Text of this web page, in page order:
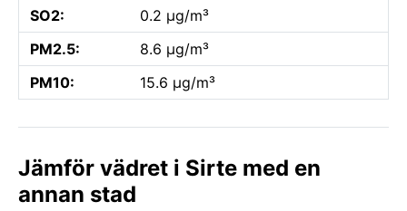
SO2:
0.2 µg/m³
PM2.5:
8.6 µg/m³
PM10:
15.6 µg/m³
Jämför vädret i Sirte med en
annan stad